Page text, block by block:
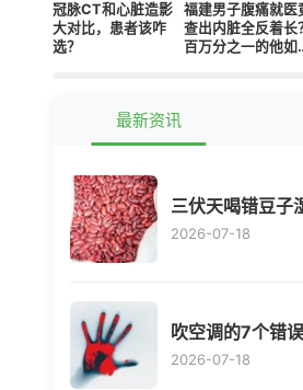
冠脉CT和心脏造影
大对比，患者该咋
选？
福建男子腹痛就医
查出内脏全反着长
百万分之一的他如
最新资讯
三伏天喝错豆子
2026-07-18
吹空调的7个错
2026-07-18